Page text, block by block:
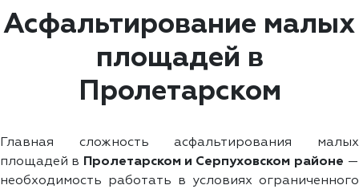
Асфальтирование малых
площадей в
Пролетарском
Главная сложность асфальтирования малых
площадей в Пролетарском и Серпуховском районе —
необходимость работать в условиях ограниченного